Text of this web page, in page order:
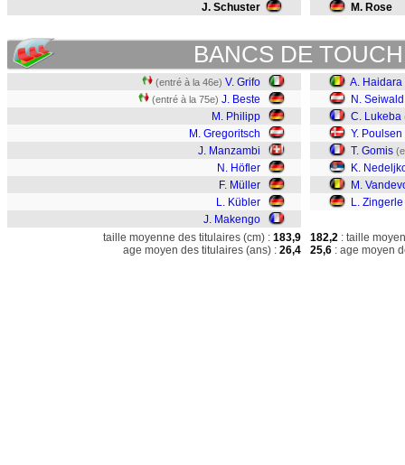
J. Schuster M. Rose
BANCS DE
(entré à la 46e) V. Grifo
(entré à la 75e) J. Beste
M. Philipp
M. Gregoritsch
J. Manzambi
N. Höfler
F. Müller
L. Kübler
J. Makengo
A. Haidara
N. Seiwald
C. Lukeba
Y. Poulsen
T. Gomis
K.
M.
L. Zingerle
taille moyenne des titulaires (cm) : 183,9
age moyen des titulaires (ans) : 26,4
182,2 : taille
25,6 : age moyen